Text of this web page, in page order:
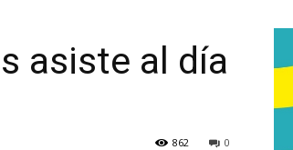
asiste al día
0
862